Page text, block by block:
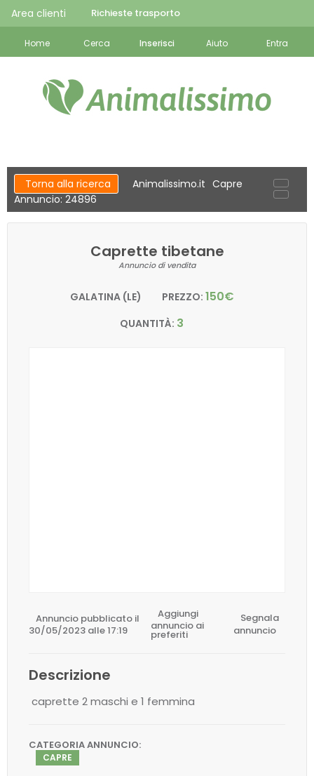
Area clienti Richieste trasporto
Home Cerca Inserisci Aiuto Entra
Torna alla ricerca Animalissimo.it Capre
Annuncio: 24896
Caprette tibetane
Annuncio di vendita
GALATINA (LE) PREZZO: 150€
QUANTITÀ: 3
Annuncio pubblicato il
30/05/2023 alle 17:19
Aggiungi
annuncio ai
preferiti
Segnala
annuncio
Descrizione
caprette 2 maschi e 1 femmina
CATEGORIA ANNUNCIO:
CAPRE